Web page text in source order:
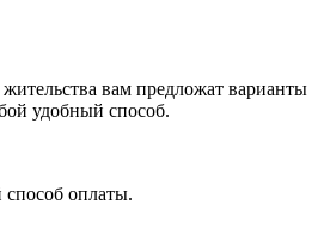
вам предложат варианты
удобный способ.
оплаты.